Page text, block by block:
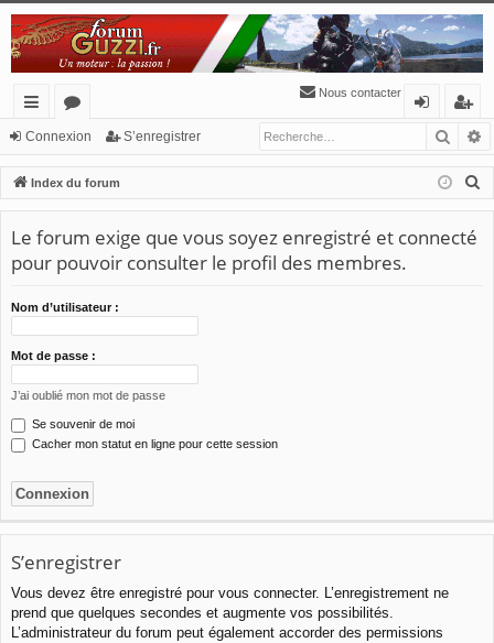
cc
ès
ra
pi
de
or
u
m
s
Nous contacter
n
ne
xi
’e
nr
eg
ist
Connexion S’enregistrer
Index du forum
Le forum exige que vous soyez enregistré et connecté
pour pouvoir consulter le profil des membres.
Nom d’utilisateur :
Mot de passe :
J’ai oublié mon mot de passe
Se souvenir de moi
Cacher mon statut en ligne pour cette session
S’enregistrer
Vous devez être enregistré pour vous connecter. L’enregistrement ne
prend que quelques secondes et augmente vos possibilités.
L’administrateur du forum peut également accorder des permissions